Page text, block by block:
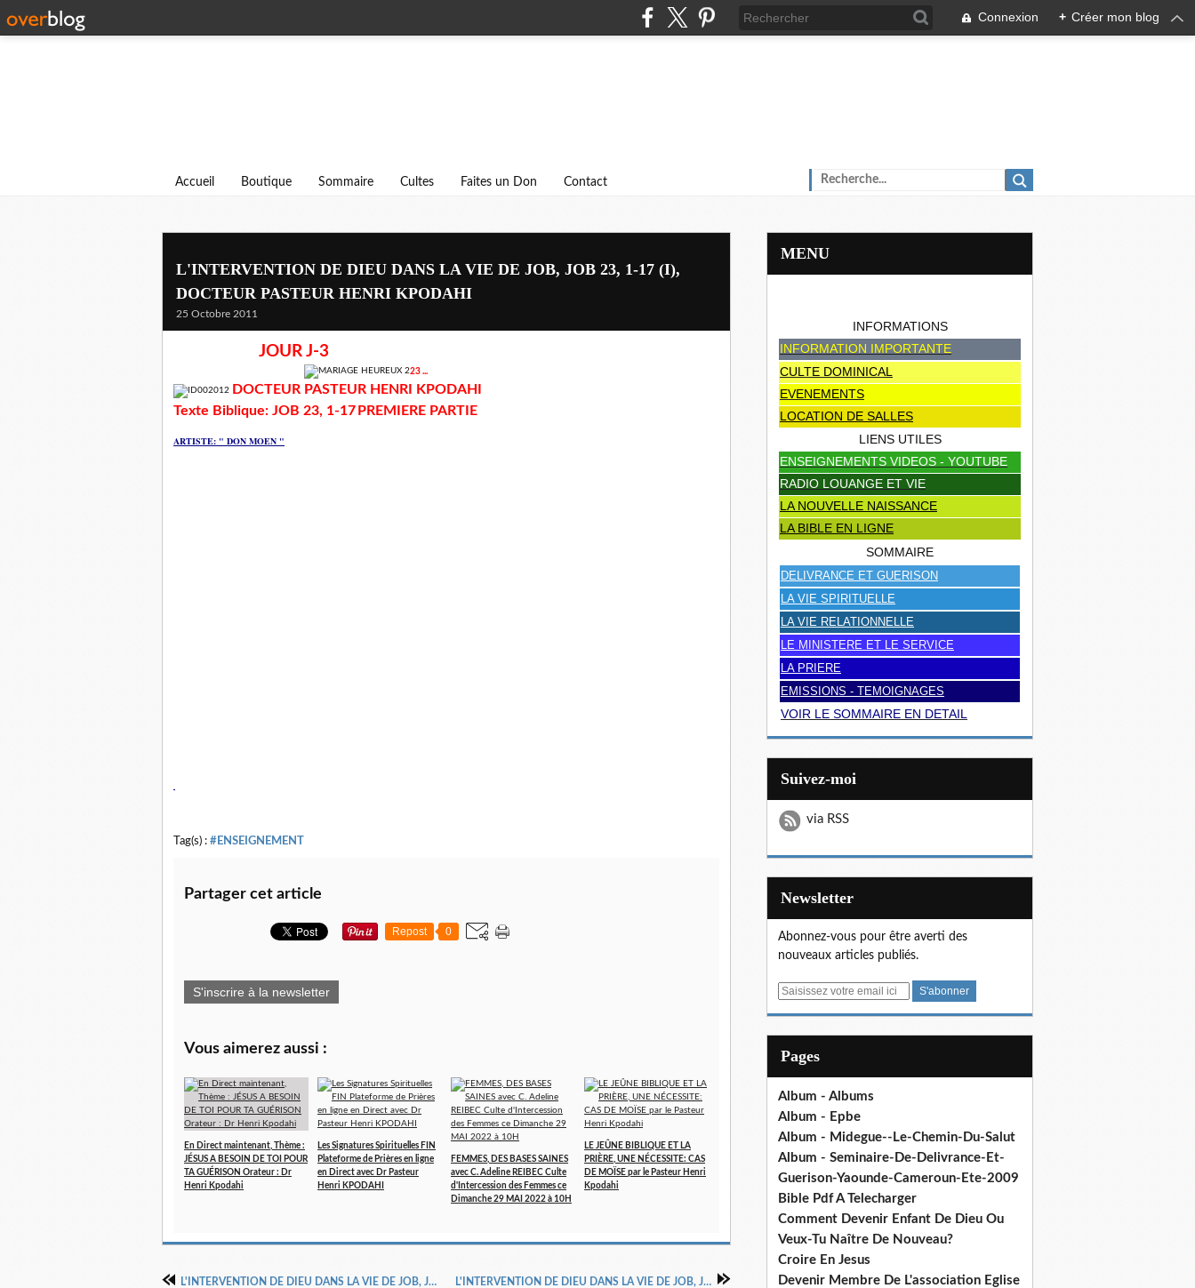
Connexion + Créer mon blog
Accueil Boutique Sommaire Cultes Faites un Don Contact
L'INTERVENTION DE DIEU DANS LA VIE DE JOB, JOB 23, 1-17 (I),
DOCTEUR PASTEUR HENRI KPODAHI
25 Octobre 2011
JOUR J-3
23 ...
DOCTEUR PASTEUR HENRI KPODAHI
Texte Biblique: JOB 23, 1-17 PREMIERE PARTIE
ARTISTE: " DON MOEN "
Tag(s) : #ENSEIGNEMENT
Partager cet article
Repost 0
S'inscrire à la newsletter
Vous aimerez aussi :
En Direct maintenant, Thème :
JÉSUS A BESOIN DE TOI POUR
TA GUÉRISON Orateur : Dr
Henri Kpodahi
Les Signatures Spirituelles FIN
Plateforme de Prières en ligne
en Direct avec Dr Pasteur
Henri KPODAHI
FEMMES, DES BASES SAINES
avec C. Adeline REIBEC Culte
d'Intercession des Femmes ce
Dimanche 29 MAI 2022 à 10H
LE JEÛNE BIBLIQUE ET LA
PRIÈRE, UNE NÉCESSITE: CAS
DE MOÏSE par le Pasteur Henri
Kpodahi
L'INTERVENTION DE DIEU DANS LA VIE DE JOB, JOB 22, 16-30 FIN, DOCTEUR PASTEUR HENRI KPODAHI L'INTERVENTION DE DIEU DANS LA VIE DE JOB, JOB 23, 1-17 (2), DOCTEUR PASTEUR HENRI KPODAHI
MENU
INFORMATIONS
INFORMATION IMPORTANTE
CULTE DOMINICAL
EVENEMENTS
LOCATION DE SALLES
LIENS UTILES
ENSEIGNEMENTS VIDEOS - YOUTUBE
RADIO LOUANGE ET VIE
LA NOUVELLE NAISSANCE
LA BIBLE EN LIGNE
SOMMAIRE
DELIVRANCE ET GUERISON
LA VIE SPIRITUELLE
LA VIE RELATIONNELLE
LE MINISTERE ET LE SERVICE
LA PRIERE
EMISSIONS - TEMOIGNAGES
VOIR LE SOMMAIRE EN DETAIL
Suivez-moi
via RSS
Newsletter
Abonnez-vous pour être averti des
nouveaux articles publiés.
E
Pages
Album - Albums
Album - Epbe
Album - Midegue--Le-Chemin-Du-Salut
Album - Seminaire-De-Delivrance-Et-
Guerison-Yaounde-Cameroun-Ete-2009
Bible Pdf A Telecharger
Comment Devenir Enfant De Dieu Ou
Veux-Tu Naître De Nouveau?
Croire En Jesus
Devenir Membre De L'association Eglise